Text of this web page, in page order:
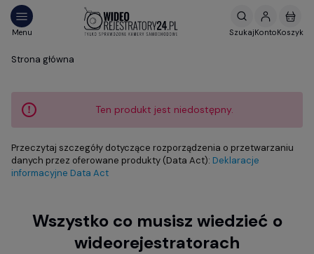
Strona główna
Ten produkt jest niedostępny.
Przeczytaj szczegóły dotyczące rozporządzenia o przetwarzaniu
danych przez oferowane produkty (Data Act): Deklaracje
informacyjne Data Act
Wszystko co musisz wiedzieć o
wideorejestratorach